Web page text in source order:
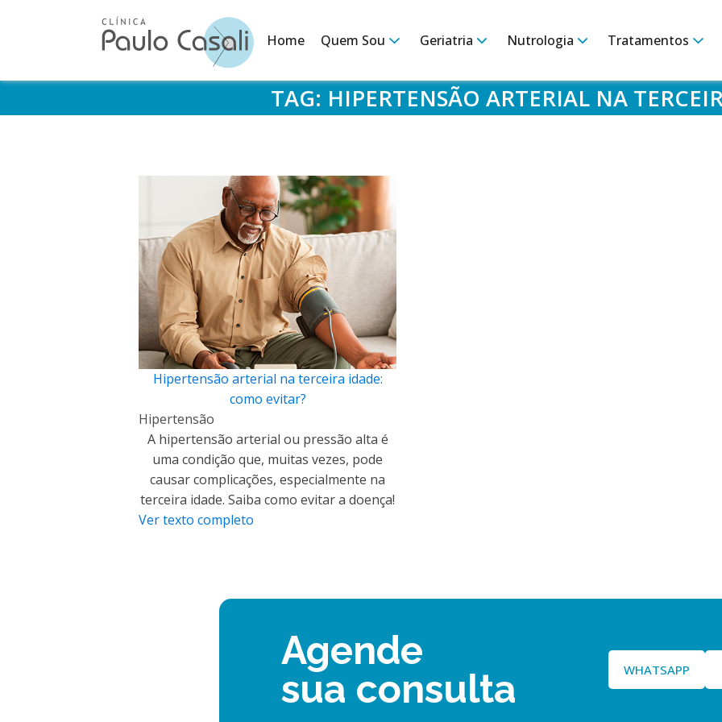
Home Quem Sou Geriatria Nutrologia Tratamentos
TAG: HIPERTENSÃO ARTERIAL NA
Hipertensão arterial na terceira idade:
como evitar?
Hipertensão
A hipertensão arterial ou pressão alta é
uma condição que, muitas vezes, pode
causar complicações, especialmente na
terceira idade. Saiba como evitar a doença!
Ver texto completo
Agende
sua consulta
WHATSAPP